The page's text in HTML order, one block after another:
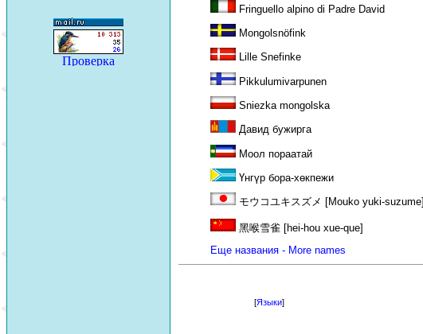
Fringuello alpino di Padre David
Mongolsnöfink
Lille Snefinke
Pikkulumivarpunen
Sniezka mongolska
Давид бужирга
Моол пораатай
Үнгүр бора-хөкпежи
モウコユキスズメ [Mouko yuki-suzume]
黑喉雪雀 [hei-hou xue-que]
Еще названия - More names
[Языки]